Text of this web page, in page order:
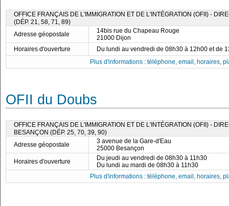
OFFICE FRANÇAIS DE L'IMMIGRATION ET DE L'INTÉGRATION (OFII) -
(DÉP. 21, 58, 71, 89)
Adresse géopostale
14bis rue du Chapeau Rouge
21000 Dijon
Horaires d'ouverture
Du lundi au vendredi de 08h30 à 12h00 et de
Plus d'informations : téléphone, email, horaires,
OFII du Doubs
OFFICE FRANÇAIS DE L'IMMIGRATION ET DE L'INTÉGRATION (OFII) -
BESANÇON (DÉP. 25, 70, 39, 90)
Adresse géopostale
3 avenue de la Gare-d'Eau
25000 Besançon
Horaires d'ouverture
Du jeudi au vendredi de 08h30 à 11h30
Du lundi au mardi de 08h30 à 11h30
Plus d'informations : téléphone, email, horaires,